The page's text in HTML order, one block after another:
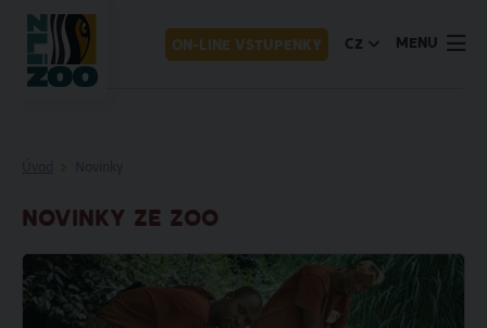
ON-LINE VSTUPENKY CZ MENU
NOVINKY ZE ZOO